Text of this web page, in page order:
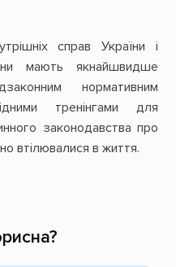
справ України і
мають якнайшвидше
нормативним
тренінгами для
законодавства про
втілювалися в життя.